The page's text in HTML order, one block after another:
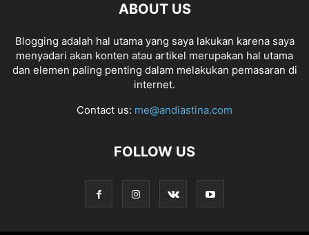
ABOUT US
Blogging adalah hal utama yang saya lakukan karena saya
menyadari akan konten atau artikel merupakan hal utama
dan elemen paling penting dalam melakukan pemasaran di
internet.
Contact us: me@andiastina.com
FOLLOW US